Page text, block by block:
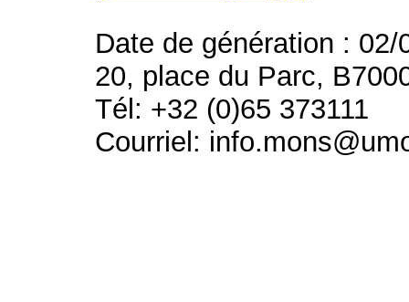
Date de génération : 02/
20, place du Parc,
Tél: +32 (0)65 373111
Courriel: